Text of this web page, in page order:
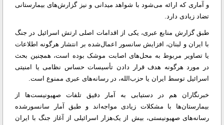
و آماری که ارائه می‌شود با شواهد میدانی و نیز گزارش‌های بیمارستانی
تضاد زیادی دارد.
طبق گزارش منابع عبری، یکی از اقدامات اصلی ارتش اسرائیل در جنگ
با ایران و لبنان، افزایش سانسور اعمال‌شده بر انتشار هرگونه اطلاعات
یا تصاویر مربوط به محل‌های اصابت موشک بوده است، همچنین بحث
در مورد هرگونه هدف قرار دادن تأسیسات حساس نظامی یا امنیتی
اسرائیل توسط ایران یا حزب‌الله، در رسانه‌های عبری ممنوع است.
خبرنگاران هم در دستیابی به آمار دقیق تلفات صهیونیست‌ها از
بیمارستان‌ها با مشکلات زیادی مواجه‌اند و طبق آمار سانسورشده
رسانه‌های صهیونیستی، بیش از یک‌هزار اسرائیلی از آغاز جنگ با ایران